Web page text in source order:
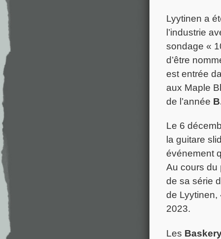
Lyytinen a
l’industrie
sondage «
d’être
est entrée
aux Maple
de l’année
Le 6
la guitare
événement
Au cours du
de sa série
de Lyytinen,
2023.
Les